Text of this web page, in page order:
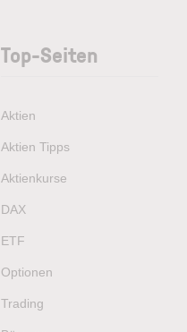
Top-Seiten
Aktien
Aktien Tipps
Aktienkurse
DAX
ETF
Optionen
Trading